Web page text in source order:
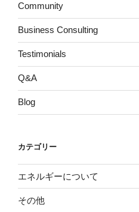
Community
Business Consulting
Testimonials
Q&A
Blog
カテゴリー
エネルギーについて
その他